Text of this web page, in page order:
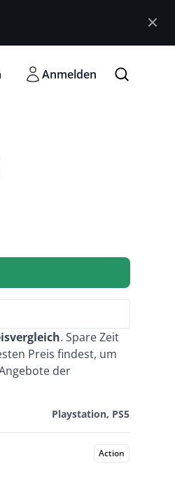
Anmelden
. Spare Zeit
Preis findest, um
der
Playstation, PS5
Action